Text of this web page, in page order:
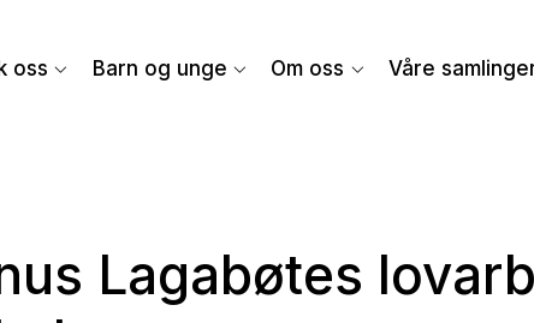
oss Barn og unge Om oss Våre
Lagabøtes